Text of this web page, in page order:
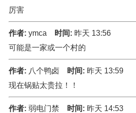
厉害
作者: ymca 时间: 昨天 13:56
可能是一家或一个村的
作者: 八个鸭卤 时间: 昨天 13:59
现在锅贴太贵拉！！
作者: 弱电门禁 时间: 昨天 14:53